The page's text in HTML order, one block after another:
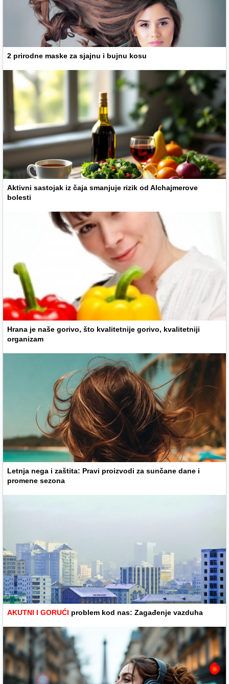
2 prirodne maske za sjajnu i bujnu kosu
Aktivni sastojak iz čaja smanjuje rizik od Alchajmerove
bolesti
Hrana je naše gorivo, što kvalitetnije gorivo, kvalitetniji
organizam
Letnja nega i zaštita: Pravi proizvodi za sunčane dane i
promene sezona
AKUTNI I GORUĆI problem kod nas: Zagađenje vazduha